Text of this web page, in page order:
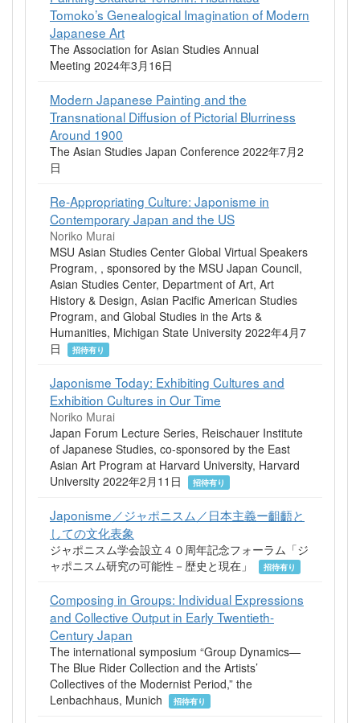
Tomoko’s Genealogical Imagination of Modern
Japanese Art
The Association for Asian Studies Annual
Meeting 2024年3月16日
Modern Japanese Painting and the
Transnational Diffusion of Pictorial Blurriness
Around 1900
The Asian Studies Japan Conference 2022年7月2
日
Re-Appropriating Culture: Japonisme in
Contemporary Japan and the US
Noriko Murai
MSU Asian Studies Center Global Virtual Speakers
Program, , sponsored by the MSU Japan Council,
Asian Studies Center, Department of Art, Art
History & Design, Asian Pacific American Studies
Program, and Global Studies in the Arts &
Humanities, Michigan State University 2022年4月7
日
招待有り
Japonisme Today: Exhibiting Cultures and
Exhibition Cultures in Our Time
Noriko Murai
Japan Forum Lecture Series, Reischauer Institute
of Japanese Studies, co-sponsored by the East
Asian Art Program at Harvard University, Harvard
University 2022年2月11日
招待有り
Japonisme／ジャポニスム／日本主義ー齟齬と
しての文化表象
ジャポニスム学会設立４０周年記念フォーラム「ジ
ャポニスム研究の可能性－歴史と現在」
招待有り
Composing in Groups: Individual Expressions
and Collective Output in Early Twentieth-
Century Japan
The international symposium “Group Dynamics—
The Blue Rider Collection and the Artists’
Collectives of the Modernist Period,” the
Lenbachhaus, Munich
招待有り